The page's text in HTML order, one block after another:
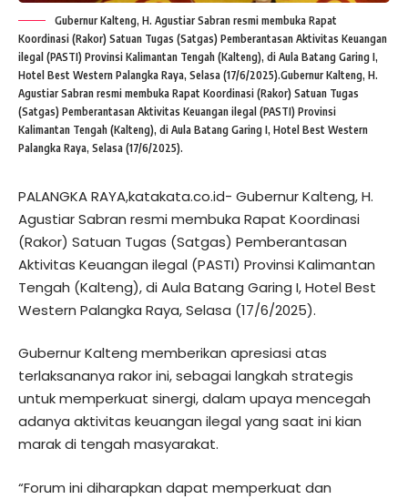
Gubernur Kalteng, H. Agustiar Sabran resmi membuka Rapat
Koordinasi (Rakor) Satuan Tugas (Satgas) Pemberantasan Aktivitas Keuangan
ilegal (PASTI) Provinsi Kalimantan Tengah (Kalteng), di Aula Batang Garing I,
Hotel Best Western Palangka Raya, Selasa (17/6/2025).Gubernur Kalteng, H.
Agustiar Sabran resmi membuka Rapat Koordinasi (Rakor) Satuan Tugas
(Satgas) Pemberantasan Aktivitas Keuangan ilegal (PASTI) Provinsi
Kalimantan Tengah (Kalteng), di Aula Batang Garing I, Hotel Best Western
Palangka Raya, Selasa (17/6/2025).
PALANGKA RAYA,katakata.co.id- Gubernur Kalteng, H.
Agustiar Sabran resmi membuka Rapat Koordinasi
(Rakor) Satuan Tugas (Satgas) Pemberantasan
Aktivitas Keuangan ilegal (PASTI) Provinsi Kalimantan
Tengah (Kalteng), di Aula Batang Garing I, Hotel Best
Western Palangka Raya, Selasa (17/6/2025).
Gubernur Kalteng memberikan apresiasi atas
terlaksananya rakor ini, sebagai langkah strategis
untuk memperkuat sinergi, dalam upaya mencegah
adanya aktivitas keuangan ilegal yang saat ini kian
marak di tengah masyarakat.
“Forum ini diharapkan dapat memperkuat dan